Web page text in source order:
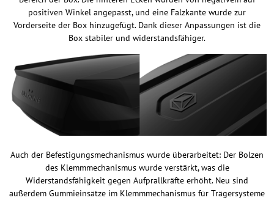
positiven Winkel angepasst, und eine Falzkante wurde zur
Vorderseite der Box hinzugefügt. Dank dieser Anpassungen ist die
Box stabiler und widerstandsfähiger.
Auch der Befestigungsmechanismus wurde überarbeitet: Der Bolzen
des Klemmmechanismus wurde verstärkt, was die
Widerstandsfähigkeit gegen Aufprallkräfte erhöht. Neu sind
außerdem Gummieinsätze im Klemmmechanismus für Trägersysteme